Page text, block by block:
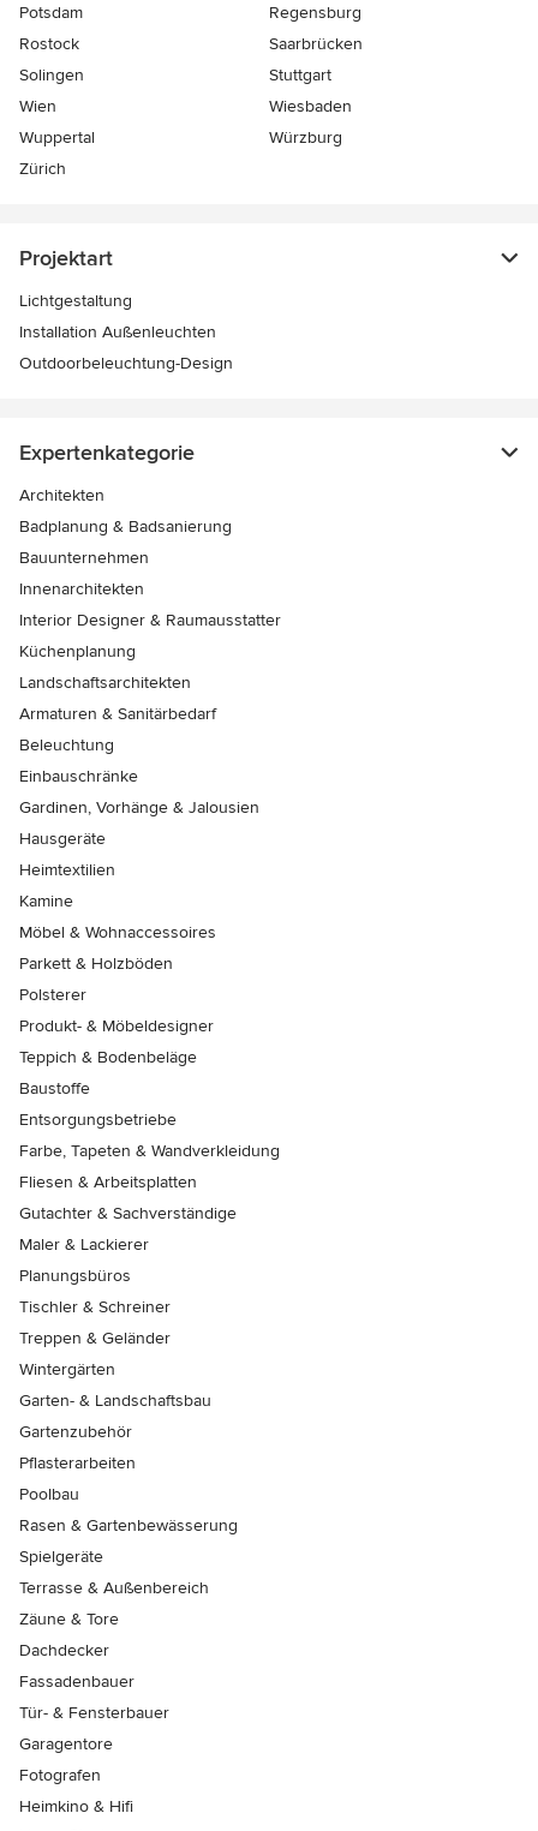
Potsdam
Regensburg
Rostock
Saarbrücken
Solingen
Stuttgart
Wien
Wiesbaden
Wuppertal
Würzburg
Zürich
Projektart
Lichtgestaltung
Installation Außenleuchten
Outdoorbeleuchtung-Design
Expertenkategorie
Architekten
Badplanung & Badsanierung
Bauunternehmen
Innenarchitekten
Interior Designer & Raumausstatter
Küchenplanung
Landschaftsarchitekten
Armaturen & Sanitärbedarf
Beleuchtung
Einbauschränke
Gardinen, Vorhänge & Jalousien
Hausgeräte
Heimtextilien
Kamine
Möbel & Wohnaccessoires
Parkett & Holzböden
Polsterer
Produkt- & Möbeldesigner
Teppich & Bodenbeläge
Baustoffe
Entsorgungsbetriebe
Farbe, Tapeten & Wandverkleidung
Fliesen & Arbeitsplatten
Gutachter & Sachverständige
Maler & Lackierer
Planungsbüros
Tischler & Schreiner
Treppen & Geländer
Wintergärten
Garten- & Landschaftsbau
Gartenzubehör
Pflasterarbeiten
Poolbau
Rasen & Gartenbewässerung
Spielgeräte
Terrasse & Außenbereich
Zäune & Tore
Dachdecker
Fassadenbauer
Tür- & Fensterbauer
Garagentore
Fotografen
Heimkino & Hifi